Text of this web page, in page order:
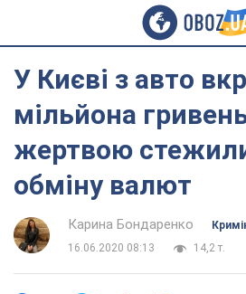
У Києві з авто
мільйона
жертвою
обміну валют
Карина Бондаренко
16.06.2020 08:13
14,2 т.